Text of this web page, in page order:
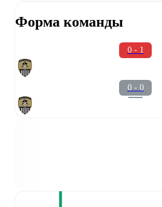
Форма команды
0 - 1
0 - 0